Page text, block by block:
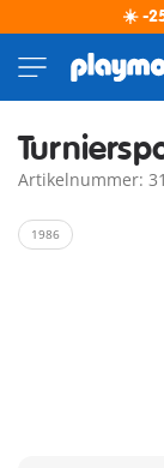
☀️ -
Artikelnummer:
1986